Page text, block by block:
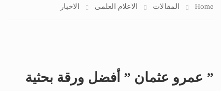
Home المقالات الاعلام العلمى الاخبار
” عمرو عثمان ” أفضل ورقة بحثية